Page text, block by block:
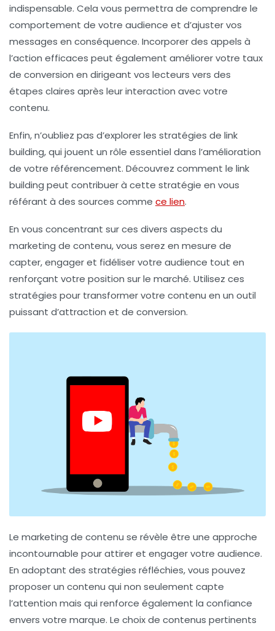
indispensable. Cela vous permettra de comprendre le
comportement de votre audience et d’ajuster vos
messages en conséquence. Incorporer des appels à
l’action efficaces peut également améliorer votre taux
de conversion en dirigeant vos lecteurs vers des
étapes claires après leur interaction avec votre
contenu.
Enfin, n’oubliez pas d’explorer les stratégies de link
building, qui jouent un rôle essentiel dans l’amélioration
de votre référencement. Découvrez comment le link
building peut contribuer à cette stratégie en vous
référant à des sources comme ce lien.
En vous concentrant sur ces divers aspects du
marketing de contenu, vous serez en mesure de
capter, engager et fidéliser votre audience tout en
renforçant votre position sur le marché. Utilisez ces
stratégies pour transformer votre contenu en un outil
puissant d’attraction et de conversion.
Le marketing de contenu se révèle être une approche
incontournable pourattireret engagervotre audience.
En adoptant des stratégies réfléchies, vous pouvez
proposer un contenu qui non seulement capte
l’attention mais qui renforce également la confiance
envers votre marque. Le choix de contenus pertinents